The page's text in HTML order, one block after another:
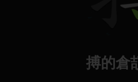
搏的倉